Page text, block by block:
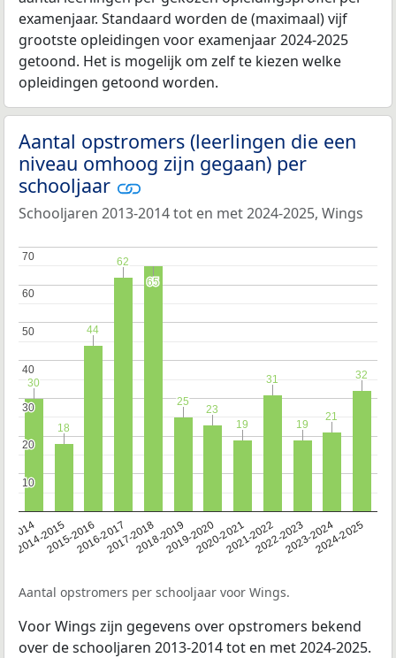
examenjaar. Standaard worden de (maximaal) vijf
grootste opleidingen voor examenjaar 2024-2025
getoond. Het is mogelijk om zelf te kiezen welke
opleidingen getoond worden.
Aantal opstromers (leerlingen die een
niveau omhoog zijn gegaan) per
schooljaar
Schooljaren 2013-2014 tot en met 2024-2025, Wings
2014
2014-20152015-20162016-20172017-20182018-20192019-20202020-20212021-20222022-20232023-20242024-2025
10
10
20
20
30
30
40
40
50
50
60
60
70
70
30
30
18
18
44
44
62
62
65
65
25
25
23
23
19
19
31
31
19
19
21
21
32
32
Aantal opstromers per schooljaar voor Wings.
Voor Wings zijn gegevens over opstromers bekend
over de schooljaren 2013-2014 tot en met 2024-2025.